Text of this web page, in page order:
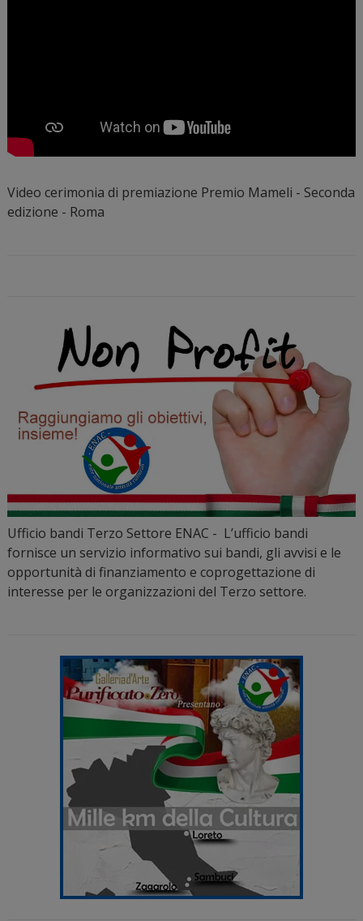
Video cerimonia di premiazione Premio Mameli - Seconda
edizione - Roma
Ufficio bandi Terzo Settore ENAC - L’ufficio bandi
fornisce un servizio informativo sui bandi, gli avvisi e le
opportunità di finanziamento e coprogettazione di
interesse per le organizzazioni del Terzo settore.